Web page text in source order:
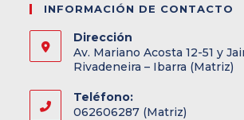
INFORMACIÓN DE CONTACTO
Dirección
Av. Mariano Acosta 12-51 y
Rivadeneira – Ibarra (Matriz)
Teléfono:
062606287 (Matriz)